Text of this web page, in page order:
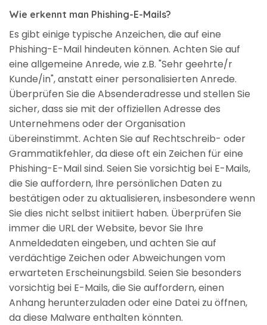
Wie erkennt man Phishing-E-Mails?
Es gibt einige typische Anzeichen, die auf eine
Phishing-E-Mail hindeuten können. Achten Sie auf
eine allgemeine Anrede, wie z.B. "Sehr geehrte/r
Kunde/in", anstatt einer personalisierten Anrede.
Überprüfen Sie die Absenderadresse und stellen Sie
sicher, dass sie mit der offiziellen Adresse des
Unternehmens oder der Organisation
übereinstimmt. Achten Sie auf Rechtschreib- oder
Grammatikfehler, da diese oft ein Zeichen für eine
Phishing-E-Mail sind. Seien Sie vorsichtig bei E-Mails,
die Sie auffordern, Ihre persönlichen Daten zu
bestätigen oder zu aktualisieren, insbesondere wenn
Sie dies nicht selbst initiiert haben. Überprüfen Sie
immer die URL der Website, bevor Sie Ihre
Anmeldedaten eingeben, und achten Sie auf
verdächtige Zeichen oder Abweichungen vom
erwarteten Erscheinungsbild. Seien Sie besonders
vorsichtig bei E-Mails, die Sie auffordern, einen
Anhang herunterzuladen oder eine Datei zu öffnen,
da diese Malware enthalten könnten.